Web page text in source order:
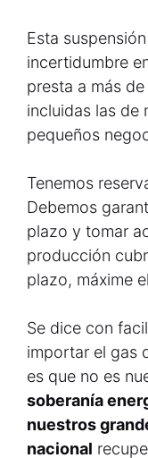
Esta
incertidumbre
presta a más
incluidas las de
pequeños
Tenemos
Debemos
plazo y tomar
producción
plazo, máxime
Se dice con
importar el gas
es que no es
soberanía
nuestros
nacional